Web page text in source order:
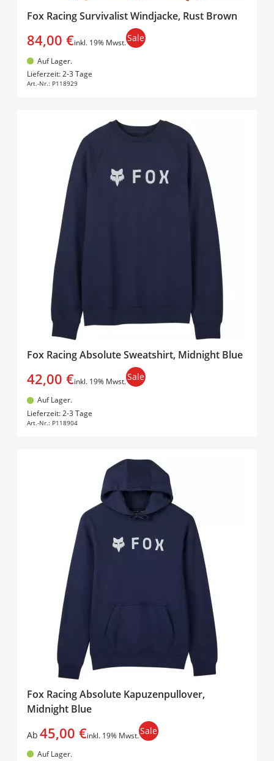
Fox Racing Survivalist Windjacke, Rust Brown
84,00 €inkl. 19% Mwst.Sale
Auf Lager.
Lieferzeit: 2-3 Tage
Art.-Nr.: P118929
Fox Racing Absolute Sweatshirt, Midnight Blue
42,00 €inkl. 19% Mwst.Sale
Auf Lager.
Lieferzeit: 2-3 Tage
Art.-Nr.: P118904
Fox Racing Absolute Kapuzenpullover,
Midnight Blue
Ab 45,00 €inkl. 19% Mwst.Sale
Auf Lager.